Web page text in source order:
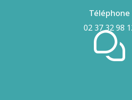
Téléphone
02 37 32 98